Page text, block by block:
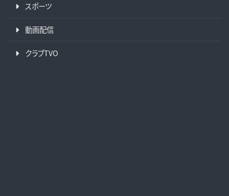
スポーツ
動画配信
クラブTVO